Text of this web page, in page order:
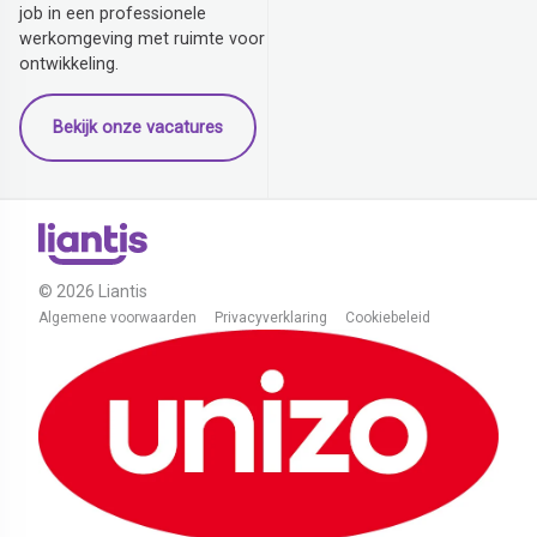
job in een professionele
werkomgeving met ruimte voor
ontwikkeling.
Bekijk onze vacatures
© 2026 Liantis
Algemene voorwaarden Privacyverklaring Cookiebeleid